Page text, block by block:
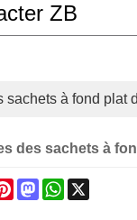
ZB
sachets à fond plat
des sachets à
PinterestMastodonWhatsApp